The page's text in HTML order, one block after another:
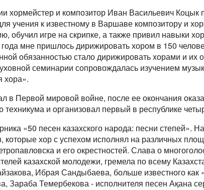
хормейстер и композитор Иван Васильевич
учения к известному в Варшаве композитору и
обучил игре на скрипке, а также привил навыки
мне пришлось дирижировать хором в 150
обязанностью стало дирижировать хорами и их
семинарии сопровождалась изучением
хора».
в Первой мировой войне, после ее окончания
техникума и организовал первый в республике
«50 песен казахского народа: песни степей».
хор с успехом исполнял на различных
и его окрестностей. Слава о
казахской молодежи, гремела по всему
Ибрая Сандыбаева, больше известного
Зараба Темербекова - исполнителя песен Ақана